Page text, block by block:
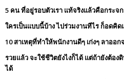
5 คน ที่อยู่รอบตัวเรา แท้จริงแล้วคือกระจ
ใครเป็นแบบนี้บ้าง ไปร่วมงานทีไร ก็อดคิ
10 สาเหตุที่ทำให้พนักงานดีๆ เก่งๆ ลาออ
รวยแล้ว จะใช้ชีวิตยังไงก็ได้ แต่ถ้ายังต้อง
ได้